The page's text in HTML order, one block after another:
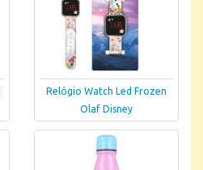
Relógio Watch Led Frozen
Olaf Disney